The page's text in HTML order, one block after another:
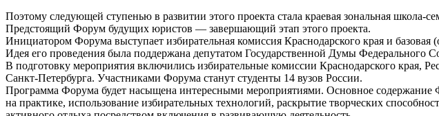
Поэтому следующей ступенью в развитии этого проекта стала краевая зональная
Предстоящий Форум будущих юристов — завершающий этап этого проекта.
Инициатором Форума выступает избирательная комиссия Краснодарского края и базовая
Идея его проведения была поддержана депутатом Государственной Думы
В подготовку мероприятия включились избирательные комиссии Краснодарского края,
Санкт-Петербурга. Участниками Форума станут студенты 14 вузов России.
Программа Форума будет насыщена интересными мероприятиями. Основное содержание
на практике, использование избирательных технологий, раскрытие творческих